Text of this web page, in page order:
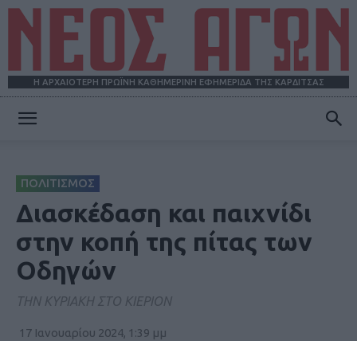
Η ΑΡΧΑΙΟΤΕΡΗ ΠΡΩΪΝΗ ΚΑΘΗΜΕΡΙΝΗ ΕΦΗΜΕΡΙΔΑ ΤΗΣ ΚΑΡΔΙΤΣΑΣ
ΠΟΛΙΤΙΣΜΟΣ
Διασκέδαση και παιχνίδι
στην κοπή της πίτας των
Οδηγών
ΤΗΝ ΚΥΡΙΑΚΗ ΣΤΟ ΚΙΕΡΙΟΝ
17 Ιανουαρίου 2024, 1:39 μμ